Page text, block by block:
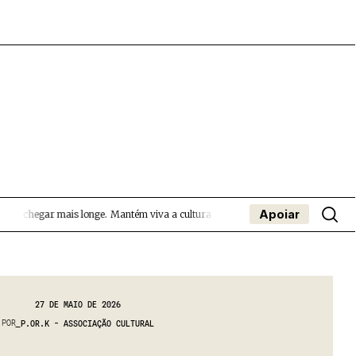
chegar mais longe. Mantém viva a cultura independente — apoia o
Apoiar
27 DE MAIO DE 2026
POR
P.OR.K - ASSOCIAÇÃO CULTURAL